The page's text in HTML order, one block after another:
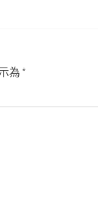
為 *